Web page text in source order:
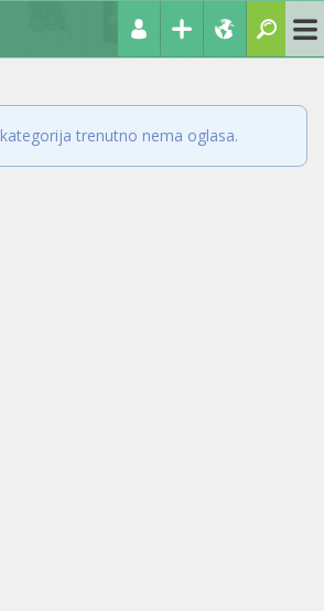
trenutno nema oglasa.